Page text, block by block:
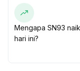
Mengapa SN93 naik
hari ini?